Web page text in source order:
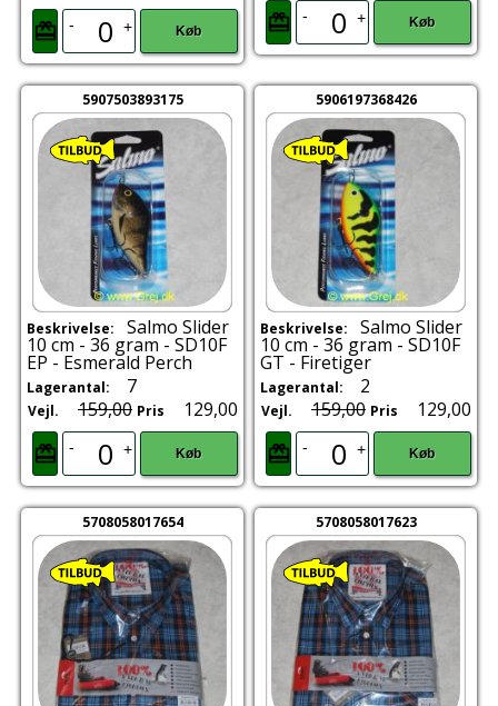
- + Køb
- + Køb
5907503893175
Beskrivelse: Salmo Slider
10 cm - 36 gram - SD10F
EP - Esmerald Perch
Lagerantal: 7
Vejl. 159,00 Pris 129,00
- + Køb
5906197368426
Beskrivelse: Salmo Slider
10 cm - 36 gram - SD10F
GT - Firetiger
Lagerantal: 2
Vejl. 159,00 Pris 129,00
- + Køb
5708058017654 5708058017623